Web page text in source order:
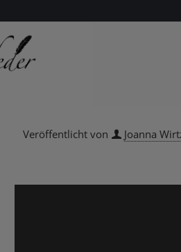
Veröffentlicht von Joanna